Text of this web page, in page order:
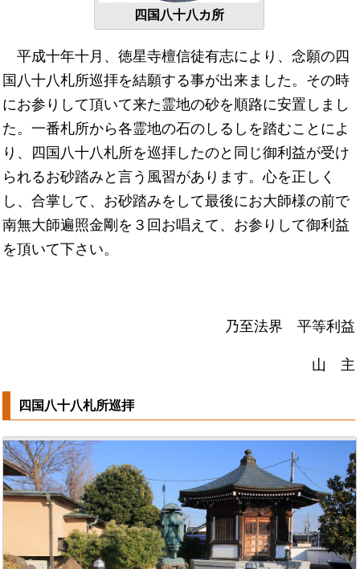
四国八十八カ所
平成十年十月、徳星寺檀信徒有志により、念願の四
国八十八札所巡拝を結願する事が出来ました。その時
にお参りして頂いて来た霊地の砂を順路に安置しまし
た。一番札所から各霊地の石のしるしを踏むことによ
り、四国八十八札所を巡拝したのと同じ御利益が受け
られるお砂踏みと言う風習があります。心を正しく
し、合掌して、お砂踏みをして最後にお大師様の前で
南無大師遍照金剛を３回お唱えて、お参りして御利益
を頂いて下さい。
乃至法界 平等利益
山 主
四国八十八札所巡拝